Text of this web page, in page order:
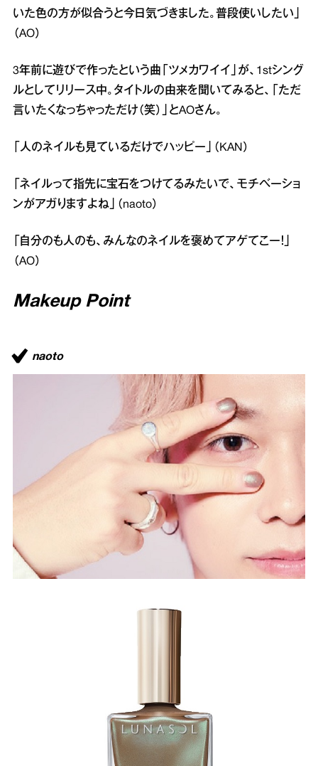
いた色の方が似合うと今日気づきました。普段使いしたい」
（AO）
3年前に遊びで作ったという曲「ツメカワイイ」が、1stシング
ルとしてリリース中。タイトルの由来を聞いてみると、「ただ
言いたくなっちゃっただけ（笑）」とAOさん。
「人のネイルも見ているだけでハッピー」（KAN）
「ネイルって指先に宝石をつけてるみたいで、モチベーショ
ンがアガりますよね」（naoto）
「自分のも人のも、みんなのネイルを褒めてアゲてこー！」
（AO）
Makeup Point
naoto